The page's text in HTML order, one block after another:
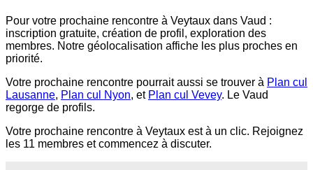
Pour votre prochaine rencontre à Veytaux dans Vaud :
inscription gratuite, création de profil, exploration des
membres. Notre géolocalisation affiche les plus proches en
priorité.
Votre prochaine rencontre pourrait aussi se trouver à Plan cul
Lausanne, Plan cul Nyon, et Plan cul Vevey. Le Vaud
regorge de profils.
Votre prochaine rencontre à Veytaux est à un clic. Rejoignez
les 11 membres et commencez à discuter.